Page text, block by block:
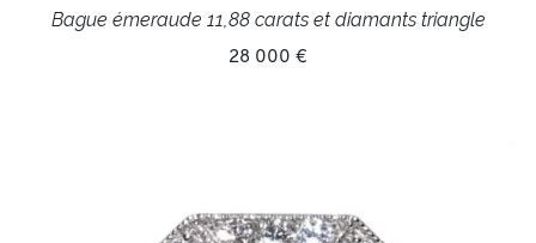
Bague émeraude 11,88 carats et diamants triangle
28 000 €